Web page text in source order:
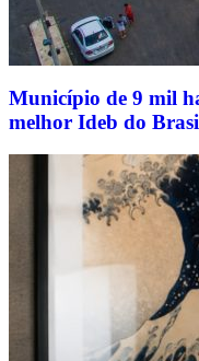
Município de 9 mil
melhor Ideb do